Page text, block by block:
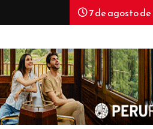
7 de agosto